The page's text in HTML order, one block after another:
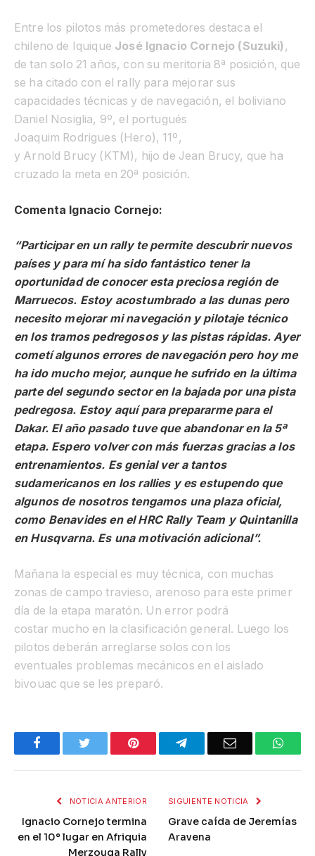
Entre los pilotos más prometedores destaca el
chileno de Iquique José Ignacio Cornejo (Suzuki) ,
de tan solo 21 años, con su meritoria 8ª posición, que
se ha citado con el rally para mejorar sus
capacidades técnicas y de navegación, el boliviano
Daniel
Nosiglia, 9º, el portugués
Joaquim Rodrigues (Hero), 11º,
y Arnold Brucy (KTM), hijo de Jean Brucy, que ha
cruzado la meta en 20ª posición.
Comenta Ignacio Cornejo:
“Participar en un rally te permite descubrir nuevos
países y para mí ha sido fantástico tener la
oportunidad de conocer esta preciosa región de
Marruecos. Estoy acostumbrado a las dunas pero
necesito mejorar mi navegación y pilotaje técnico
en los tramos pedregosos y las pistas rápidas. Ayer
cometí algunos errores de navegación pero hoy me
ha ido mucho mejor, aunque he sufrido en la última
parte del segundo sector en la bajada por una pista
pedregosa. Estoy aquí para prepararme para el
Dakar. El año pasado tuve que abandonar en la 5ª
etapa. Espero volver con más fuerzas gracias a los
entrenamientos. Es genial ver a tantos
sudamericanos en los ralliesy es estupendo que
algunos de nosotros tengamos una plaza oficial,
como Benavides en el HRC Rally Team y Quintanilla
en Husqvarna. Es una motivación adicional”.
Mañana la especial es muy técnica, con muchas
zonas de campo travieso, arenoso para este primer
día de la etapa maratón. Un error podrá
costar mucho en la clasificación general. Luego los
pilotos deberán arreglarse solos con los
eventuales problemas mecánicos en el aislado
bivouac que se les preparó.
Facebook Pinterest TelegramEmail
NOTICIA ANTERIOR
Ignacio Cornejo termina
en el 10º lugar en Afriquia
Merzouga Rally
SIGUIENTE NOTICIA
Grave caída de Jeremías
Aravena